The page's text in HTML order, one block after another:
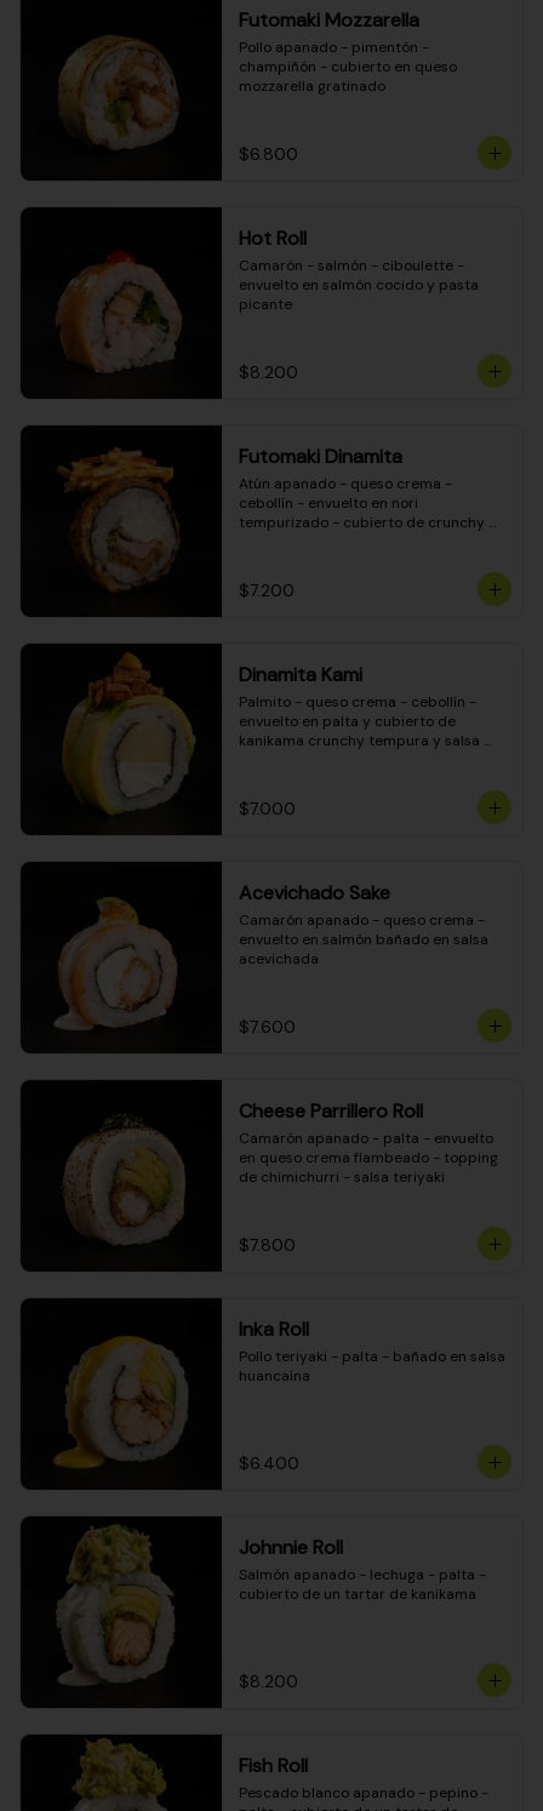
Futomaki Mozzarella
Pollo apanado - pimentón -
champiñón - cubierto en queso
mozzarella gratinado
$6.800
Hot Roll
Camarón - salmón - ciboulette -
envuelto en salmón cocido y pasta
picante
$8.200
Futomaki Dinamita
Atún apanado - queso crema -
cebollín - envuelto en nori
tempurizado - cubierto de crunchy
$7.200
Dinamita Kami
Palmito - queso crema - cebollín -
envuelto en palta y cubierto de
kanikama crunchy tempura y salsa
$7.000
Acevichado Sake
Camarón apanado - queso crema -
envuelto en salmón bañado en salsa
acevichada
$7.600
Cheese Parrillero Roll
Camarón apanado - palta - envuelto
en queso crema flambeado - topping
de chimichurri - salsa teriyaki
$7.800
Inka Roll
Pollo teriyaki - palta - bañado en salsa
huancaína
$6.400
Johnnie Roll
Salmón apanado - lechuga - palta -
cubierto de un tartar de kanikama
$8.200
Fish Roll
Pescado blanco apanado - pepino -